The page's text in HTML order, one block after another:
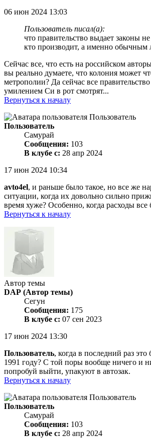
06 июн 2024 13:03
Пользователь писал(а):
что правительство выдает законы
кто производит, а именно обычным
Сейчас все, что есть на российском
вы реально думаете, что колония может
метрополии? Да сейчас все
умилением Си в рот смотрят...
Вернуться к началу
Пользователь
Самурай
Сообщения: 103
В клубе с: 28 апр 2024
17 июн 2024 10:34
avto4el, и раньше было такое, но все же
ситуации, когда их довольно сильно
время хуже? Особенно, когда расходы все
Вернуться к началу
Автор темы
DAP (Автор темы)
Сегун
Сообщения: 175
В клубе с: 07 сен 2023
17 июн 2024 13:30
Пользователь, когда в последний раз
1991 году? С той поры вообще ничего и
попробуй выйти, упакуют в автозак.
Вернуться к началу
Пользователь
Самурай
Сообщения: 103
В клубе с: 28 апр 2024